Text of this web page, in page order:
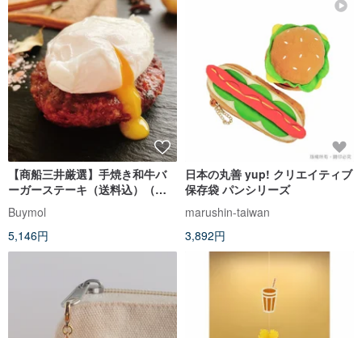
【商船三井厳選】手焼き和牛バ
ーガーステーキ（送料込）（オ
プション10/15/20P）
Buymol
5,146円
日本の丸善 yup! クリエイティブ
保存袋 パンシリーズ
marushin-taiwan
3,892円